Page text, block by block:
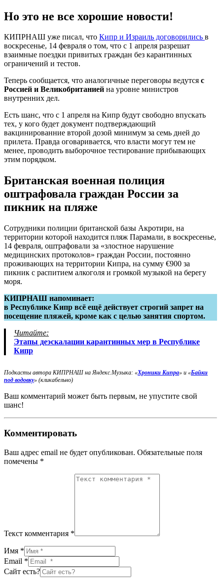
Но это не все хорошие новости!
КИПРНАШ уже писал, что Кипр и Израиль договорились в
воскресенье, 14 февраля о том, что с 1 апреля разрешат
взаимные поездки привитых граждан без карантинных
ограничений и тестов.
Теперь сообщается, что аналогичные переговоры ведутся с
Россией и Великобританией на уровне министров
внутренних дел.
Есть шанс, что с 1 апреля на Кипр будут свободно впускать
тех, у кого будет документ подтверждающий
вакцинированние второй дозой минимум за семь дней до
прилета. Правда оговаривается, что власти могут тем не
менее, проводить выборочное тестирование прибывающих
этим порядком.
Британская военная полиция
оштрафовала граждан России за
пикник на пляже
Сотрудники полиции британской базы Акротири, на
территории которой находится пляж Парамали, в воскресенье,
14 февраля, оштрафовали за «злостное нарушение
медицинских протоколов» граждан России, постоянно
проживающих на территории Кипра, на сумму €900 за
пикник с распитием алкоголя и громкой музыкой на берегу
моря.
КИПРНАШ напоминает:
в Республике Кипр всё ещё действует строгий запрет на
посещение пляжей, кроме как с целью занятия спортом.
Читайте:
Этапы деэскалации карантинных мер в Республике
Кипр
Подкасты автора КИПРНАШ на Яндекс.Музыка: «Хроники Кипра» и «Байки
под водовку» (кликабельно)
Ваш комментарий может быть первым, не упустите свой
шанс!
Комментировать
Ваш адрес email не будет опубликован. Обязательные поля
помечены *
Текст комментария *
Имя *
Email *
Сайт есть?